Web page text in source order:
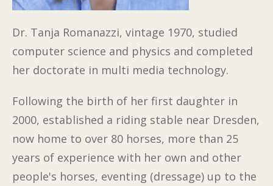
Dr. Tanja Romanazzi, vintage 1970, studied
computer science and physics and completed
her doctorate in multi media technology.
Following the birth of her first daughter in
2000, established a riding stable near Dresden,
now home to over 80 horses, more than 25
years of experience with her own and other
people's horses, eventing (dressage) up to the